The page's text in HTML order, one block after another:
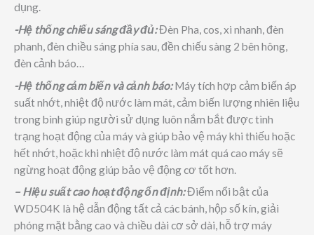
dụng.
-Hệ thống chiếu sáng đầy đủ:Đèn Pha, cos, xi nhanh, đèn
phanh, đèn chiều sáng phía sau, đền chiếu sàng 2 bên hông,
đèn cảnh báo…
-Hệ thống cảm biến và cảnh báo:Máy tích hợp cảm biến áp
suất nhớt, nhiệt độ nước làm mát, cảm biến lượng nhiên liệu
trong bình giúp người sử dụng luôn nắm bắt được tình
trạng hoạt động của máy và giúp bảo vệ máy khi thiếu hoặc
hết nhớt, hoặc khi nhiệt độ nước làm mát quá cao máy sẽ
ngừng hoạt động giúp bảo vệ động cơ tốt hơn.
– Hiệu suất cao hoạt động ổn định:Điểm nổi bật của
WD504K là hệ dẫn động tất cả các bánh, hộp số kín, giải
phóng mặt bằng cao và chiều dài cơ sở dài, hỗ trợ máy